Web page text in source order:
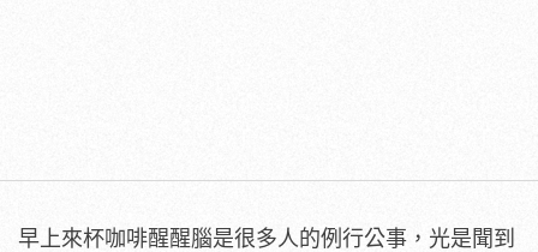
早上來杯咖啡醒醒腦是很多人的例行公事，光是聞到